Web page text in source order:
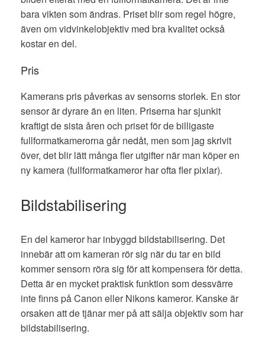
bara vikten som ändras. Priset blir som regel högre,
även om vidvinkelobjektiv med bra kvalitet också
kostar en del.
Pris
Kamerans pris påverkas av sensorns storlek. En stor
sensor är dyrare än en liten. Priserna har sjunkit
kraftigt de sista åren och priset för de billigaste
fullformatkamerorna går nedåt, men som jag skrivit
över, det blir lätt många fler utgifter när man köper en
ny kamera (fullformatkameror har ofta fler pixlar).
Bildstabilisering
En del kameror har inbyggd bildstabilisering. Det
innebär att om kameran rör sig när du tar en bild
kommer sensorn röra sig för att kompensera för detta.
Detta är en mycket praktisk funktion som dessvärre
inte finns på Canon eller Nikons kameror. Kanske är
orsaken att de tjänar mer på att sälja objektiv som har
bildstabilisering.